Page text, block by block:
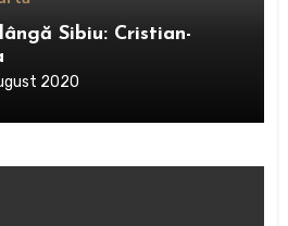
Sibiu: Cristian-
2020